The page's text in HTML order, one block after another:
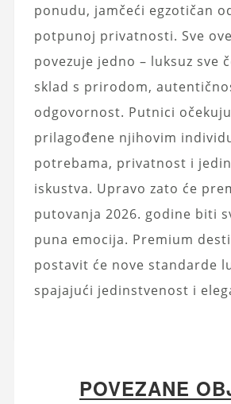
ponudu, jamčeći egzotičan
potpunoj privatnosti. Sve
povezuje jedno – luksuz sve
sklad s prirodom,
odgovornost. Putnici
prilagođene njihovim
potrebama, privatnost i
iskustva. Upravo zato će
putovanja 2026. godine biti
puna emocija. Premium
postavit će nove standarde
spajajući jedinstvenost i
POVEZANE